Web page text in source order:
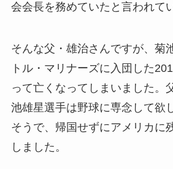
会会長を務めていたと言われて
そんな父・雄治さんですが、菊
トル・マリナーズに入団した
って亡くなってしまいました。
池雄星選手は野球に専念して欲
そうで、帰国せずにアメリカに
しました。